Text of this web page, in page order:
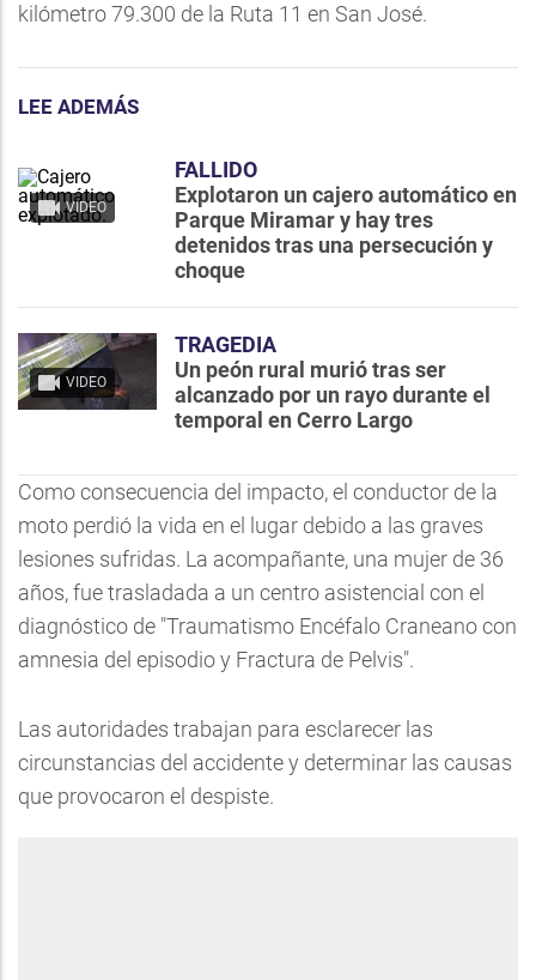
kilómetro 79.300 de la Ruta 11 en San José.
LEE ADEMÁS
VIDEO
FALLIDO
Explotaron un cajero automático en
Parque Miramar y hay tres
detenidos tras una persecución y
choque
VIDEO
TRAGEDIA
Un peón rural murió tras ser
alcanzado por un rayo durante el
temporal en Cerro Largo
Como consecuencia del impacto, el conductor de la
moto perdió la vida en el lugar debido a las graves
lesiones sufridas. La acompañante, una mujer de 36
años, fue trasladada a un centro asistencial con el
diagnóstico de "Traumatismo Encéfalo Craneano con
amnesia del episodio y Fractura de Pelvis".
Las autoridades trabajan para esclarecer las
circunstancias del accidente y determinar las causas
que provocaron el despiste.